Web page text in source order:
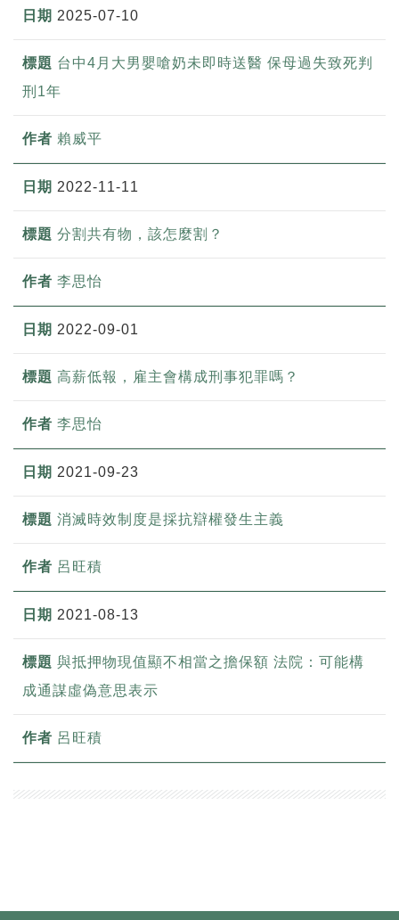
2025-07-10
台中4月大男嬰嗆奶未即時送醫 保母過失致死判
刑1年
賴威平
2022-11-11
分割共有物，該怎麼割？
李思怡
2022-09-01
高薪低報，雇主會構成刑事犯罪嗎？
李思怡
2021-09-23
消滅時效制度是採抗辯權發生主義
呂旺積
2021-08-13
與抵押物現值顯不相當之擔保額 法院：可能構
成通謀虛偽意思表示
呂旺積